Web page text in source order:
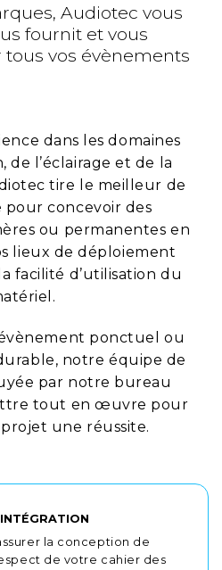
Audiotec vous
fournit et vous
vos évènements
dans les domaines
de l’éclairage et de la
tire le meilleur de
pour concevoir des
ou permanentes en
lieux de déploiement
facilité d’utilisation du
évènement ponctuel ou
notre équipe de
par notre bureau
tout en œuvre pour
une réussite.
la conception de
de votre cahier des